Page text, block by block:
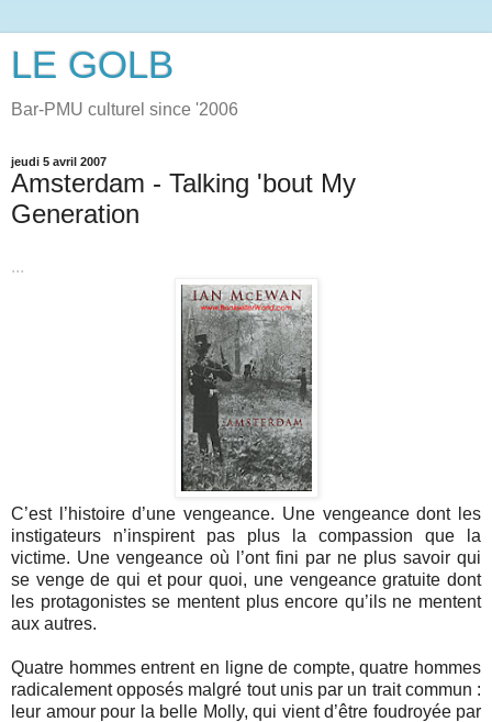
LE GOLB
Bar-PMU culturel since '2006
jeudi 5 avril 2007
Amsterdam - Talking 'bout My
Generation
...
C’est l’histoire d’une vengeance. Une vengeance dont les
instigateurs n’inspirent pas plus la compassion que la
victime. Une vengeance où l’ont fini par ne plus savoir qui
se venge de qui et pour quoi, une vengeance gratuite dont
les protagonistes se mentent plus encore qu’ils ne mentent
aux autres.
Quatre hommes entrent en ligne de compte, quatre hommes
radicalement opposés malgré tout unis par un trait commun :
leur amour pour la belle Molly, qui vient d’être foudroyée par